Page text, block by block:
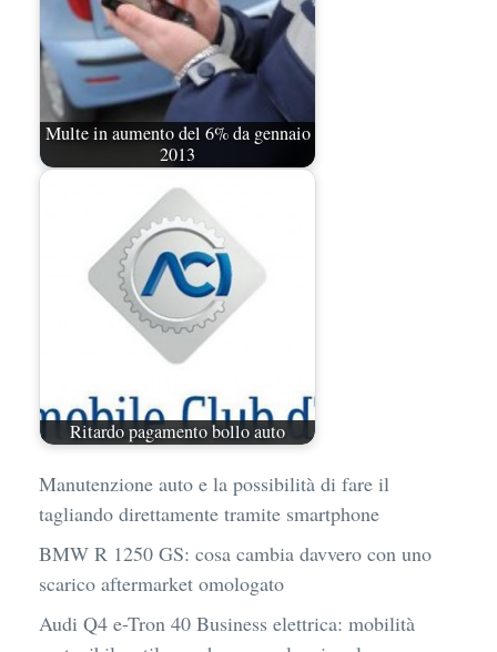
Multe in aumento del 6% da gennaio
2013
Ritardo pagamento bollo auto
Manutenzione auto e la possibilità di fare il
tagliando direttamente tramite smartphone
BMW R 1250 GS: cosa cambia davvero con uno
scarico aftermarket omologato
Audi Q4 e-Tron 40 Business elettrica: mobilità